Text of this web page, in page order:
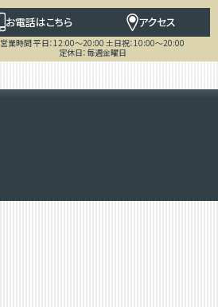
お電話はこちら アクセス
営業時間 平日：12:00～20:00 土日祝：10:00～20:00
定休日：毎週金曜日